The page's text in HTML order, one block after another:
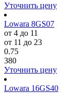
Уточнить цену
Lowara 8GS07
от 4 до 11
от 11 до 23
0.75
380
Уточнить цену
Lowara 16GS40